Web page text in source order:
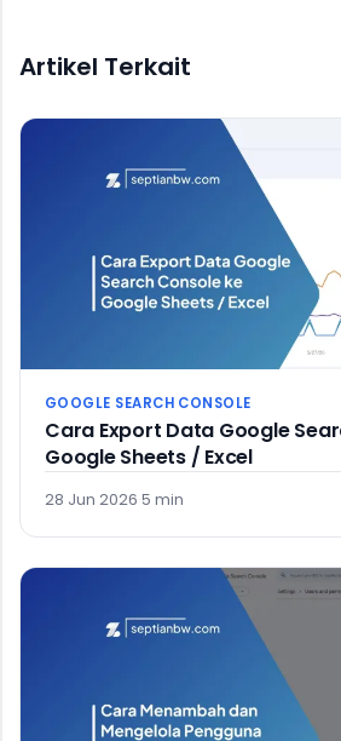
Artikel Terkait
GOOGLE SEARCH CONSOLE
Cara Export Data Google
Google Sheets / Excel
28 Jun 2026 5 min